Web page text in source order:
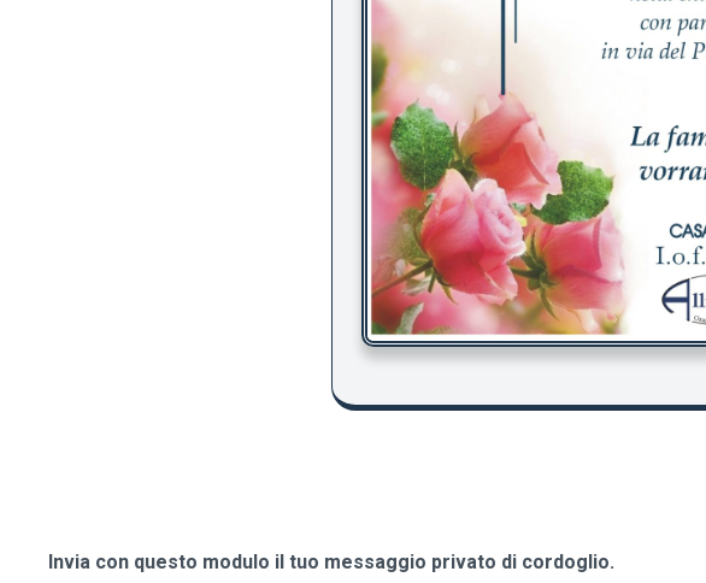
Invia con questo modulo il tuo messaggio privato di cordoglio.